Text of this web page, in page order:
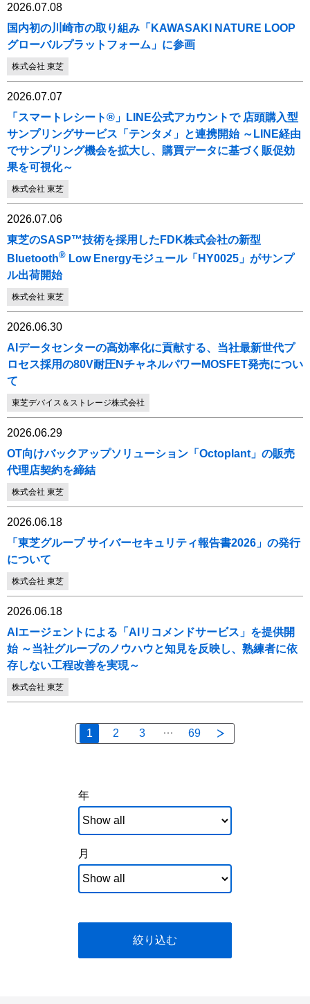
2026.07.08
国内初の川崎市の取り組み「KAWASAKI NATURE LOOP
グローバルプラットフォーム」に参画
株式会社 東芝
2026.07.07
「スマートレシート®」LINE公式アカウントで 店頭購入型
サンプリングサービス「テンタメ」と連携開始 ～LINE経由
でサンプリング機会を拡大し、購買データに基づく販促効
果を可視化～
株式会社 東芝
2026.07.06
東芝のSASP™技術を採用したFDK株式会社の新型
Bluetooth® Low Energyモジュール「HY0025」がサンプ
ル出荷開始
株式会社 東芝
2026.06.30
AIデータセンターの高効率化に貢献する、当社最新世代プ
ロセス採用の80V耐圧NチャネルパワーMOSFET発売につい
て
東芝デバイス＆ストレージ株式会社
2026.06.29
OT向けバックアップソリューション「Octoplant」の販売
代理店契約を締結
株式会社 東芝
2026.06.18
「東芝グループ サイバーセキュリティ報告書2026」の発行
について
株式会社 東芝
2026.06.18
AIエージェントによる「AIリコメンドサービス」を提供開
始 ～当社グループのノウハウと知見を反映し、熟練者に依
存しない工程改善を実現～
株式会社 東芝
1 2 3 69
年
月
絞り込む